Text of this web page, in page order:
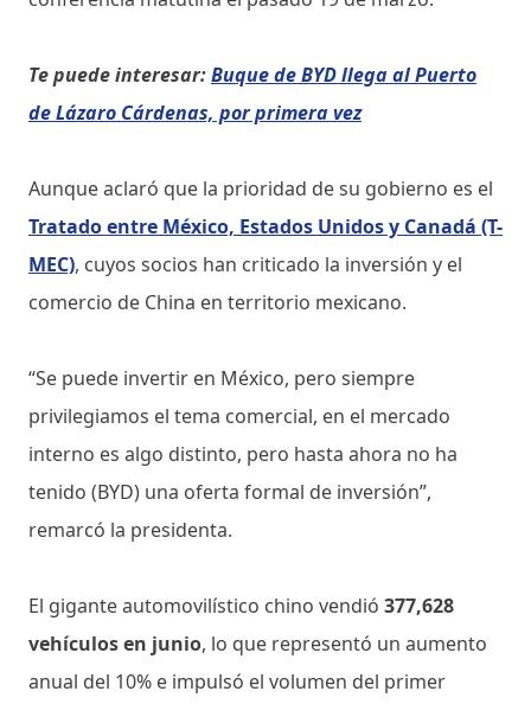
Te puede interesar:Buque de BYD llega al Puerto
de Lázaro Cárdenas, por primera vez
Aunque aclaró que la prioridad de su gobierno es el
Tratado entre México, Estados Unidos y Canadá (T-
MEC), cuyos socios han criticado la inversión y el
comercio de China en territorio mexicano.
“Se puede invertir en México, pero siempre
privilegiamos el tema comercial, en el mercado
interno es algo distinto, pero hasta ahora no ha
tenido (BYD) una oferta formal de inversión”,
remarcó la presidenta.
El gigante automovilístico chino vendió 377,628
vehículos en junio, lo que representó un aumento
anual del 10% e impulsó el volumen del primer